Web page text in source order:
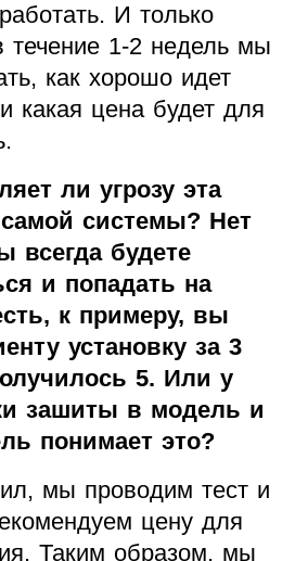
И только
течение 1-2 недель мы
как хорошо идет
какая цена будет для
ли угрозу эта
системы? Нет
всегда будете
и попадать на
к примеру, вы
установку за 3
5. Или у
зашиты в модель и
понимает это?
мы проводим тест и
цену для
Таким образом, мы